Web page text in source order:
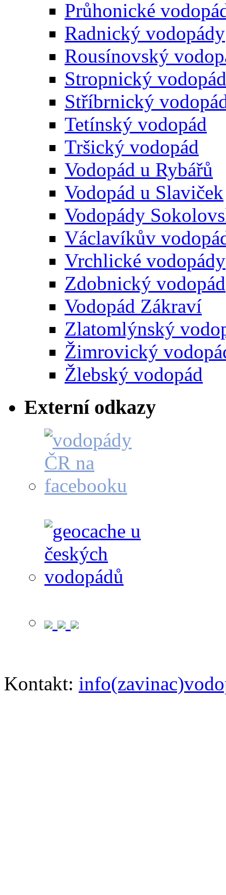
Průhonické
Radnický vodopády
Rousínovský
Stropnický vodopád
Stříbrnický
Tetínský vodopád
Tršický vodopád
Vodopád u Rybářů
Vodopád u Slaviček
Vodopády
Václavíkův
Vrchlické vodopády
Zdobnický vodopád
Vodopád Zákraví
Zlatomlýnský
Žimrovický
Žlebský vodopád
Externí odkazy
Kontakt: